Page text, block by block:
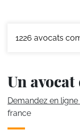
1226 avocats
Un
Demandez en
france